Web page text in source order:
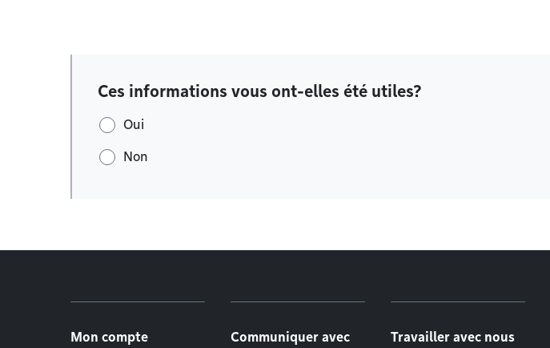
Ces informations vous ont-elles été utiles?
Oui
Non
Mon compte
Communiquer avec
Travailler avec nous